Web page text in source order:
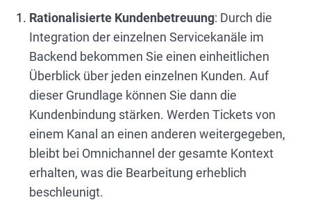
Rationalisierte Kundenbetreuung: Durch die
Integration der einzelnen Servicekanäle im
Backend bekommen Sie einen einheitlichen
Überblick über jeden einzelnen Kunden. Auf
dieser Grundlage können Sie dann die
Kundenbindung stärken. Werden Tickets von
einem Kanal an einen anderen weitergegeben,
bleibt bei Omnichannel der gesamte Kontext
erhalten, was die Bearbeitung erheblich
beschleunigt.